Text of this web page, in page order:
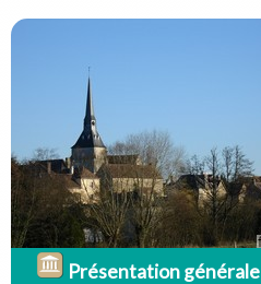
Présentation générale